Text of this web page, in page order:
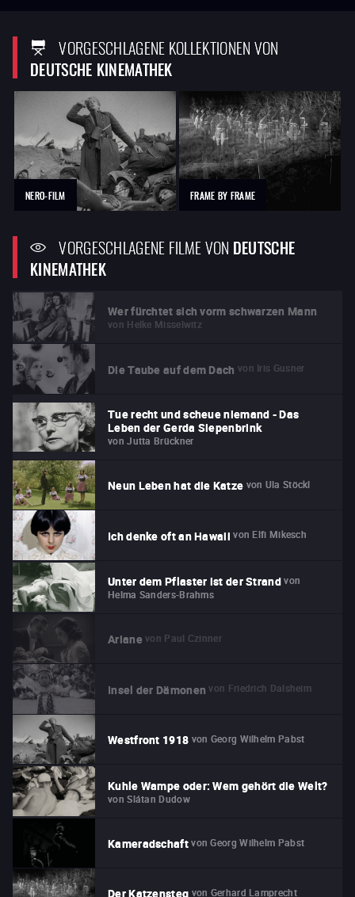
VORGESCHLAGENE KOLLEKTIONEN VON
DEUTSCHE KINEMATHEK
NERO-FILM FRAME BY FRAME
VORGESCHLAGENE FILME VON DEUTSCHE
KINEMATHEK
Wer fürchtet sich vorm schwarzen Mann
von Helke Misselwitz
Die Taube auf dem Dach von Iris Gusner
Tue recht und scheue niemand - Das
Leben der Gerda Siepenbrink
von Jutta Brückner
Neun Leben hat die Katze von Ula Stöckl
Ich denke oft an Hawaii von Elfi Mikesch
Unter dem Pflaster ist der Strand von
Helma Sanders-Brahms
Ariane von Paul Czinner
Insel der Dämonen von Friedrich Dalsheim
Westfront 1918 von Georg Wilhelm Pabst
Kuhle Wampe oder: Wem gehört die Welt?
von Slátan Dudow
Kameradschaft von Georg Wilhelm Pabst
Der Katzensteg von Gerhard Lamprecht